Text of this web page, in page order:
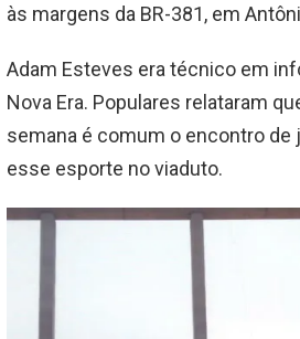
às margens da BR-381, em
Adam Esteves era técnico em
Nova Era. Populares relataram
semana é comum o encontro de
esse esporte no viaduto.